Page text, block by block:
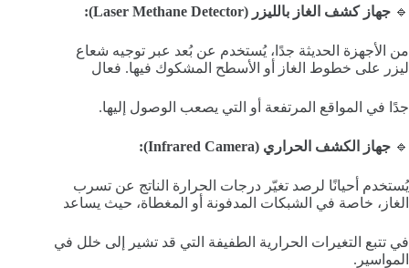
🔹 جهاز كشف الغاز بالليزر (Laser Methane Detector):
من الأجهزة الحديثة جدًا، يُستخدم عن بُعد عبر توجيه شعاع
ليزر على خطوط الغاز أو الأسطح المشكوك فيها. فعال
جدًا في المواقع المرتفعة أو التي يصعب الوصول إليها.
🔹 جهاز الكشف الحراري (Infrared Camera):
يُستخدم أحيانًا لرصد تغيّر درجات الحرارة الناتج عن تسرب
الغاز، خاصة في الشبكات المدفونة أو المغطاة، حيث يساعد
في تتبع التغيرات الحرارية الطفيفة التي قد تشير إلى خلل في
المواسير.